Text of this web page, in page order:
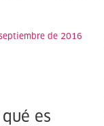
de 2016
qué es